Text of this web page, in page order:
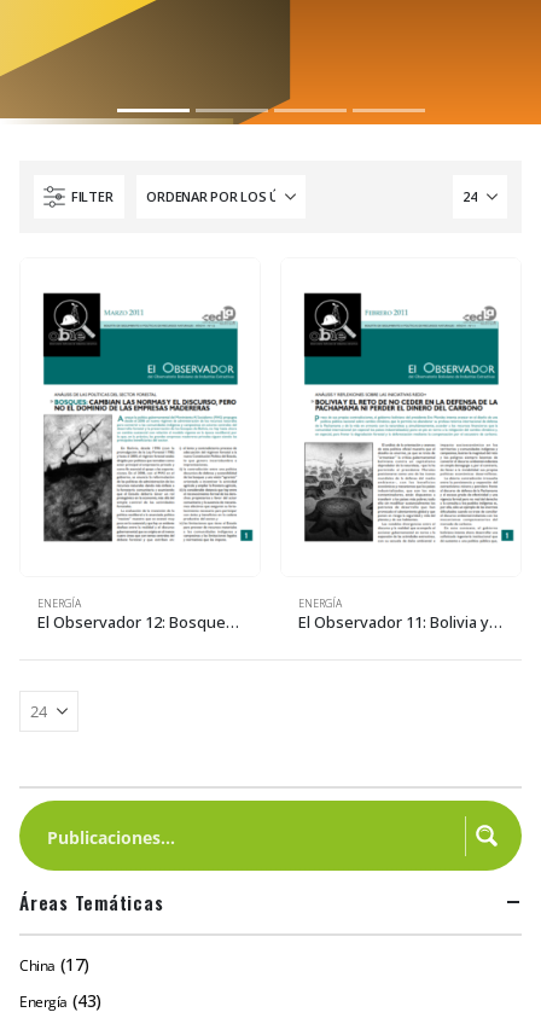
FILTER
ENERGÍA
El Observador 12: Bosques, cambian las normas y el discurso, pero no el dominio de las empresas madereras
ENERGÍA
El Observador 11: Bolivia y el reto de no ceder en la defensa de la pachamama ni perder el dinero del carbono
Áreas Temáticas
China (17)
Energía (43)